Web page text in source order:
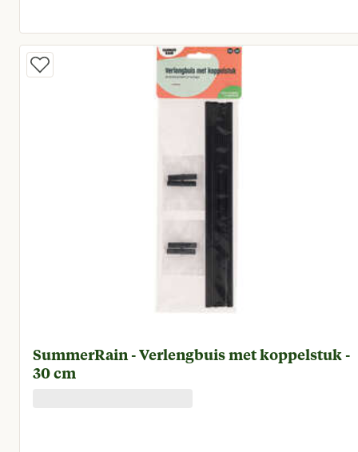
Huidige prijs € 6,95
SummerRain - Verlengbuis met koppelstuk -
30 cm